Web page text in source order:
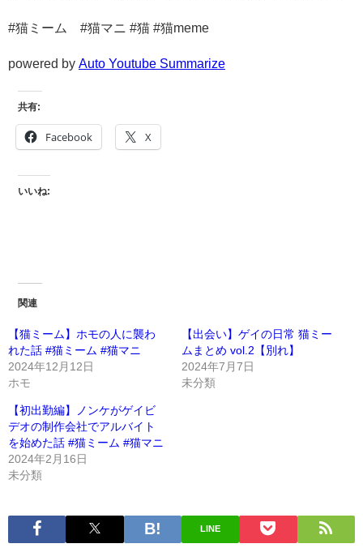
#猫ミーム #猫マニ #猫 #猫meme
powered by Auto Youtube Summarize
共有:
Facebook X
いいね:
関連
【猫ミーム】ホモの人に襲わ
れた話 #猫ミーム #猫マニ
2024年12月12日
ホモ
【出会い】ゲイの日常 猫ミー
ムまとめ vol.2【別れ】
2024年7月7日
未分類
【初出勤編】ノンケがゲイビ
デオの制作会社でアルバイト
を始めた話 #猫ミーム #猫マニ
2024年2月16日
未分類
LINE